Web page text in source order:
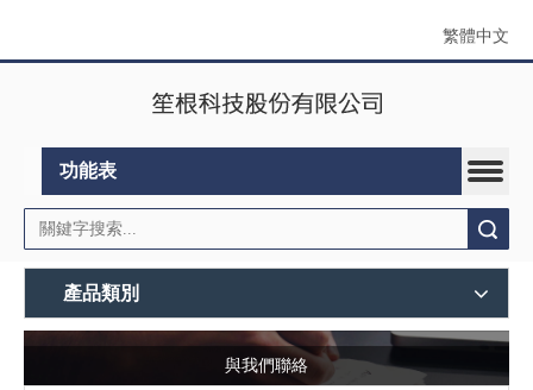
繁體中文
功能表
產品類別
與我們聯絡